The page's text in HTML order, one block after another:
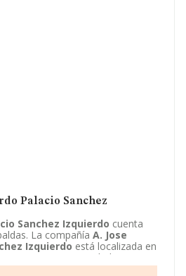
Palacio Sanchez
Sanchez Izquierdo cuenta
La compañía A. Jose
Izquierdo está localizada en
- U 6 DD. Su actividad CNAE se
Actividades jurídicas.A. Jose